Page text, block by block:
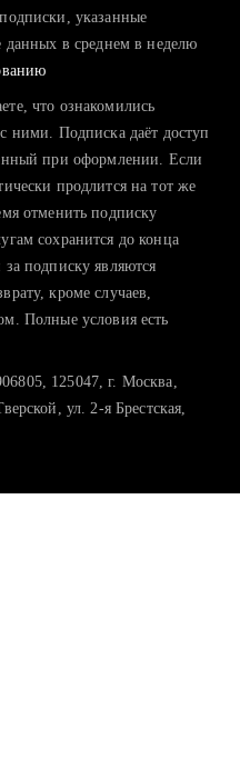
и вручную поднимаете
и оценить шансы
указанные
данных в среднем в неделю
что ознакомились
ними. Подписка даёт доступ
при оформлении. Если
продлится на тот же
отменить подписку
сохранится до конца
подписку являются
кроме случаев,
Полные условия есть
125047, г. Москва,
ул. 2-я Брестская,